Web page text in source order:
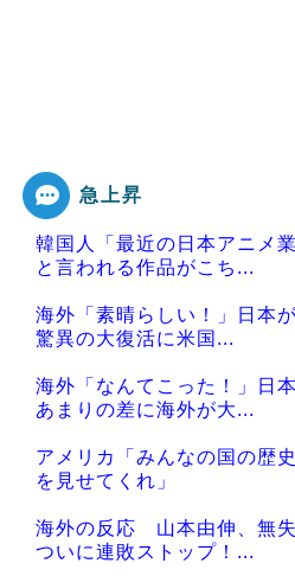
急上昇
韓国人「最近の日本アニメ
と言われる作品がこち...
海外「素晴らしい！」日本
驚異の大復活に米国...
海外「なんてこった！」日
あまりの差に海外が大...
アメリカ「みんなの国の歴
を見せてくれ」
海外の反応 山本由伸、無
ついに連敗ストップ！...